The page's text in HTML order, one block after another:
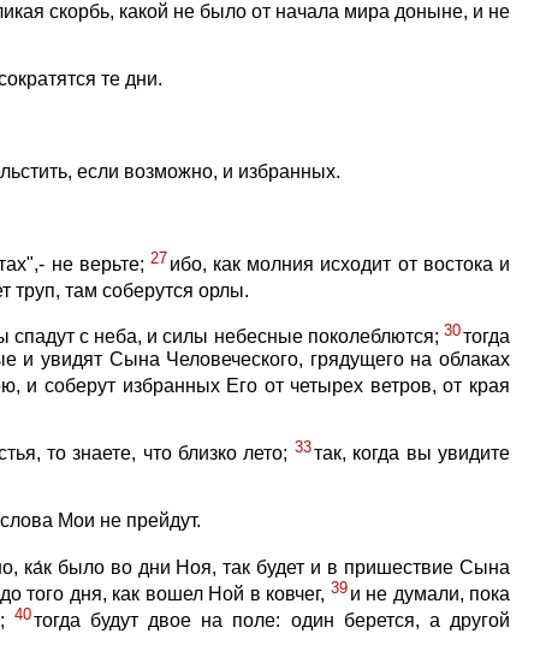
скорбь, какой не было от начала мира доныне, и не
те дни.
если возможно, и избранных.
не верьте; 27 ибо, как молния исходит от востока и
труп, там соберутся орлы.
спадут с неба, и силы небесные поколеблются; 30тогда
и увидят Сына Человеческого, грядущего на облаках
и соберут избранных Его от четырех ветров, от края
то знаете, что близко лето; 33так, когда вы увидите
Мои не прейдут.
ка́к было во дни Ноя, так будет и в пришествие Сына
того дня, как вошел Ной в ковчег, 39 и не думали, пока
40тогда будут двое на поле: один берется, а другой